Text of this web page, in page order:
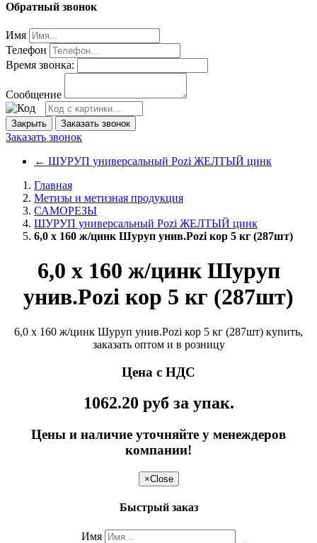
Обратный звонок
Имя
Телефон
Время звонка:
Сообщение
Закрыть Заказать звонок
Заказать звонок
← ШУРУП универсальный Pozi ЖЕЛТЫЙ цинк
Главная
Метизы и метизная продукция
САМОРЕЗЫ
ШУРУП универсальный Pozi ЖЕЛТЫЙ цинк
6,0 х 160 ж/цинк Шуруп унив.Pozi кор 5 кг (287шт)
6,0 х 160 ж/цинк Шуруп
унив.Pozi кор 5 кг (287шт)
6,0 х 160 ж/цинк Шуруп унив.Pozi кор 5 кг (287шт) купить,
заказать оптом и в розницу
Цена с НДС
1062.20 руб за упак.
Цены и наличие уточняйте у менеждеров
компании!
×Close
Быстрый заказ
Имя